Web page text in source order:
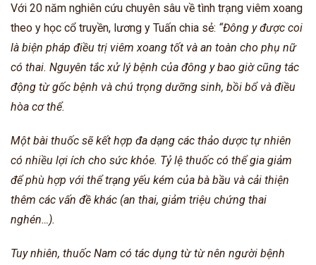
Với 20 năm nghiên cứu chuyên sâu về tình trạng viêm xoang
theo y học cổ truyền, lương y Tuấn chia sẻ: “Đông y được coi
là biện pháp điều trị viêm xoang tốt và an toàn cho phụ nữ
có thai. Nguyên tắc xử lý bệnh của đông y bao giờ cũng tác
động từ gốc bệnh và chú trọng dưỡng sinh, bồi bổ và điều
hòa cơ thể.
Một bài thuốc sẽ kết hợp đa dạng các thảo dược tự nhiên
có nhiều lợi ích cho sức khỏe. Tỷ lệ thuốc có thể gia giảm
để phù hợp với thể trạng yếu kém của bà bầu và cải thiện
thêm các vấn đề khác (an thai, giảm triệu chứng thai
nghén…).
Tuy nhiên, thuốc Nam có tác dụng từ từ nên người bệnh